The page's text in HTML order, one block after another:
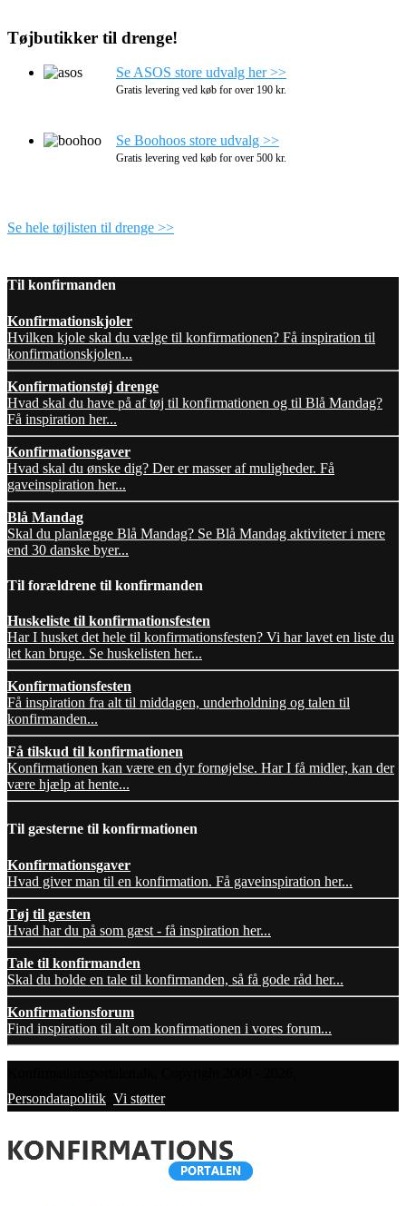
Tøjbutikker til drenge!
Se ASOS store udvalg her >>
Gratis levering ved køb for over 190 kr.
Se Boohoos store udvalg >>
Gratis levering ved køb for over 500 kr.
Se hele tøjlisten til drenge >>
Til konfirmanden
Konfirmationskjoler
Hvilken kjole skal du vælge til konfirmationen? Få inspiration til
konfirmationskjolen...
Konfirmationstøj drenge
Hvad skal du have på af tøj til konfirmationen og til Blå Mandag?
Få inspiration her...
Konfirmationsgaver
Hvad skal du ønske dig? Der er masser af muligheder. Få
gaveinspiration her...
Blå Mandag
Skal du planlægge Blå Mandag? Se Blå Mandag aktiviteter i mere
end 30 danske byer...
Til forældrene til konfirmanden
Huskeliste til konfirmationsfesten
Har I husket det hele til konfirmationsfesten? Vi har lavet en liste du
let kan bruge. Se huskelisten her...
Konfirmationsfesten
Få inspiration fra alt til middagen, underholdning og talen til
konfirmanden...
Få tilskud til konfirmationen
Konfirmationen kan være en dyr fornøjelse. Har I få midler, kan der
være hjælp at hente...
Til gæsterne til konfirmationen
Konfirmationsgaver
Hvad giver man til en konfirmation. Få gaveinspiration her...
Tøj til gæsten
Hvad har du på som gæst - få inspiration her...
Tale til konfirmanden
Skal du holde en tale til konfirmanden, så få gode råd her...
Konfirmationsforum
Find inspiration til alt om konfirmationen i vores forum...
Persondatapolitik Vi støtter